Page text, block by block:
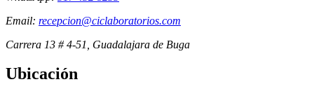
Email: recepcion@ciclaboratorios.com
Carrera 13 # 4-51, Guadalajara de Buga
Ubicación